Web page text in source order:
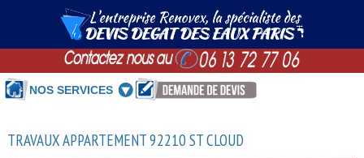
NOS SERVICES
TRAVAUX APPARTEMENT 92210 ST CLOUD